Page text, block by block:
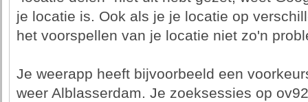
je locatie is. Ook als je je locatie op
het voorspellen van je locatie niet zo'n
Je weerapp heeft bijvoorbeeld een
weer Alblasserdam. Je zoeksessies op